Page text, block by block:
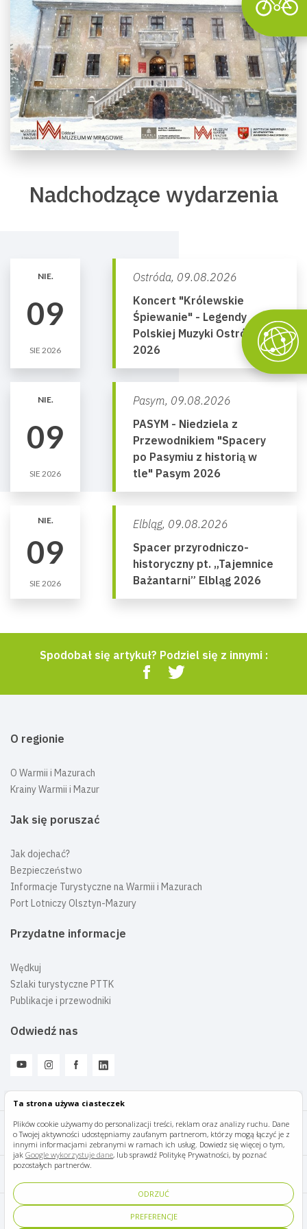
Ta strona używa ciasteczek
Plików cookie używamy do personalizacji treści, reklam oraz analizy ruchu. Dane
o Twojej aktywności udostępniamy zaufanym partnerom, którzy mogą łączyć je z
innymi informacjami zebranymi w ramach ich usług. Dowiedz się więcej o tym,
jak Google wykorzystuje dane, lub sprawdź Politykę Prywatności, by poznać
pozostałych partnerów.
ODRZUĆ
PREFERENCJE
Nadchodzące wydarzenia
NIE.
09
SIE 2026
Ostróda, 09.08.2026
Koncert "Królewskie
Śpiewanie" - Legendy
Polskiej Muzyki Ostróda
2026
NIE.
09
SIE 2026
Pasym, 09.08.2026
PASYM - Niedziela z
Przewodnikiem "Spacery
po Pasymiu z historią w
tle" Pasym 2026
NIE.
09
SIE 2026
Elbląg, 09.08.2026
Spacer przyrodniczo-
historyczny pt. „Tajemnice
Bażantarni” Elbląg 2026
Spodobał się artykuł? Podziel się z innymi :
O regionie
O Warmii i Mazurach
Krainy Warmii i Mazur
Jak się poruszać
Jak dojechać?
Bezpieczeństwo
Informacje Turystyczne na Warmii i Mazurach
Port Lotniczy Olsztyn-Mazury
Przydatne informacje
Wędkuj
Szlaki turystyczne PTTK
Publikacje i przewodniki
Odwiedź nas
Mazury Travel © 2026
Polityka prywatności